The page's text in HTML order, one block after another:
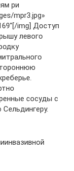
ри
mpr3.jpg»
img] Доступ
левого
сосуды с